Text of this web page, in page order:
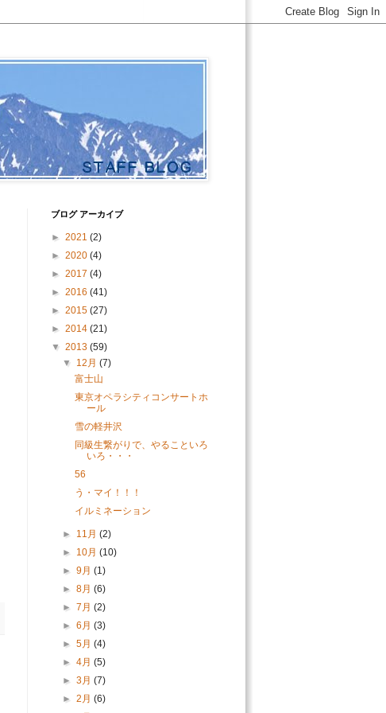
ブログ アーカイブ
► 2021 (2)
► 2020 (4)
► 2017 (4)
► 2016 (41)
► 2015 (27)
► 2014 (21)
▼ 2013 (59)
▼ 12月(7)
富士山
東京オペラシティコンサートホ
ール
雪の軽井沢
同級生繋がりで、やることいろ
いろ・・・
56
う・マイ！！！
イルミネーション
► 11月(2)
► 10月(10)
►9月(1)
►8月(6)
►7月(2)
►6月(3)
►5月(4)
►4月(5)
►3月(7)
►2月(6)